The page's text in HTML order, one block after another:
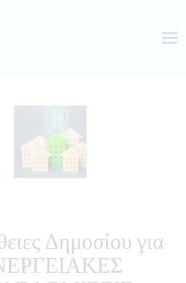
Δημοσίου για